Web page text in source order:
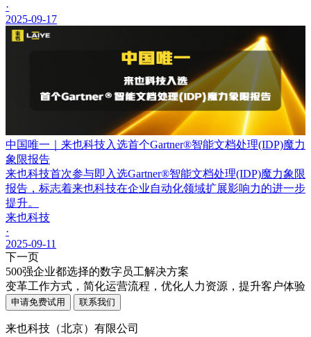
·
2025-09-17
中国唯一｜来也科技入选首个Gartner®智能文档处理(IDP)魔力
象限报告
来也科技首次参与即入选Gartner®智能文档处理(IDP)魔力象限
报告，标志着来也科技在企业自动化领域扩展影响力的进一步
提升。
来也科技
·
2025-09-11
下一页
500强企业都选择的数字员工解决方案
变革工作方式，简化运营流程，优化人力资源，提升客户体验
申请免费试用 联系我们
来也科技（北京）有限公司